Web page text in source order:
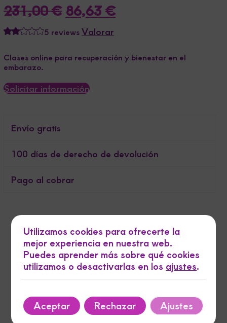
231,00€ El
precio
original
era:
86,63€El
es:
5 reviewsValorar
Clases online para recuperación y bienestar en el
embarazo.
Solicitar información
Envío gratis
100 días de derecho de devolución
Pago al cobrar
En Fisiorunningmoncayo, entendemos tus necesidades.
Ofrecemos fisioterapia y rehabilitación personalizadas
Utilizamos cookies para ofrecerte la
mejor experiencia en nuestra web.
Puedes aprender más sobre qué cookies
utilizamos o desactivarlas en los ajustes.
Aceptar Rechazar Ajustes